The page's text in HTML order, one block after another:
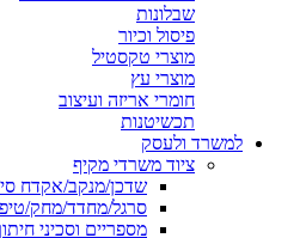
שבלונות
פיסול וכיור
מוצרי טקסטיל
מוצרי עץ
חומרי אריזה ועיצוב
תכשיטנות
למשרד ולעסק
ציוד משרדי מקיף
שדכן/מנקב/אקדח
סרגל/מחדד/מחק/
מספריים וסכיני